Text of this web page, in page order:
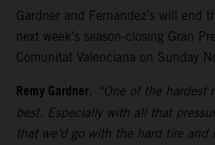
Gardner and Fernandez’s will end
next week’s season-closing Gran
Comunitat Valenciana on Sunday
Remy Gardner: “One of the hardest
best. Especially with all that
that we’d go with the hard tire